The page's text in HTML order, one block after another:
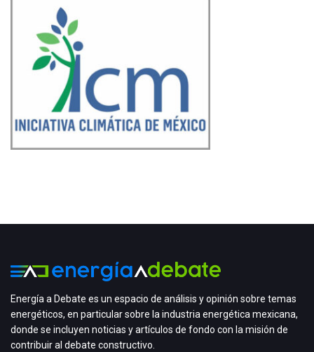
Energía a Debate es un espacio de análisis y opinión sobre temas
energéticos, en particular sobre la industria energética mexicana,
donde se incluyen noticias y artículos de fondo con la misión de
contribuir al debate constructivo.